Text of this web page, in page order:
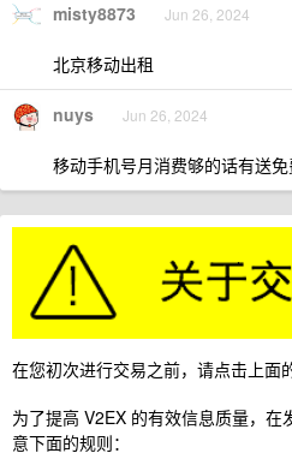
misty8873 Jun 26, 2024
北京移动出租
nuys Jun 26, 2024
移动手机号月消费够的话有送
在您初次进行交易之前，请点击上面
为了提高 V2EX 的有效信息质量，
意下面的规则：